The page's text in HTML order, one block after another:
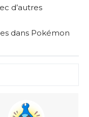
d’autres
dans Pokémon